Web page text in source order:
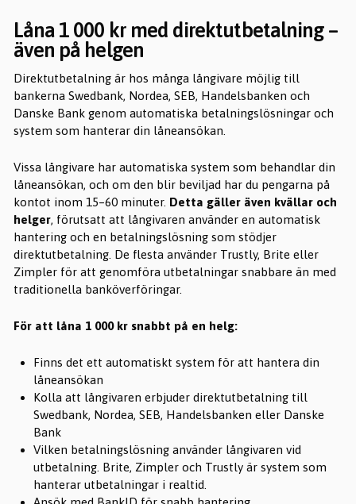
Låna 1 000 kr med direktutbetalning –
även på helgen
Direktutbetalning är hos många långivare möjlig till
bankerna Swedbank, Nordea, SEB, Handelsbanken och
Danske Bank genom automatiska betalningslösningar och
system som hanterar din låneansökan.
Vissa långivare har automatiska system som behandlar din
låneansökan, och om den blir beviljad har du pengarna på
kontot inom 15–60 minuter. Detta gäller även kvällar och
helger, förutsatt att långivaren använder en automatisk
hantering och en betalningslösning som stödjer
direktutbetalning. De flesta använder Trustly, Brite eller
Zimpler för att genomföra utbetalningar snabbare än med
traditionella banköverföringar.
För att låna 1 000 kr snabbt på en helg:
Finns det ett automatiskt system för att hantera din
låneansökan
Kolla att långivaren erbjuder direktutbetalning till
Swedbank, Nordea, SEB, Handelsbanken eller Danske
Bank
Vilken betalningslösning använder långivaren vid
utbetalning. Brite, Zimpler och Trustly är system som
hanterar utbetalningar i realtid.